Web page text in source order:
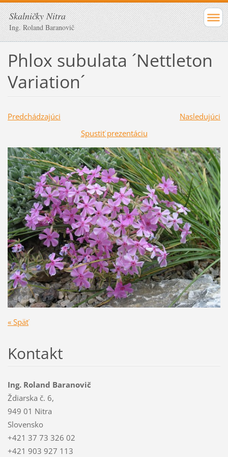
Skalničky Nitra
Ing. Roland Baranovič
Phlox subulata ´Nettleton
Variation´
Predchádzajúci
Nasledujúci
Spustiť prezentáciu
« Späť
Kontakt
Ing. Roland Baranovič
Ždiarska č. 6,
949 01 Nitra
Slovensko
+421 37 73 326 02
+421 903 927 113